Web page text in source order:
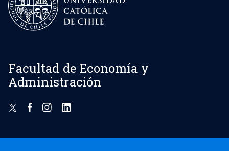
Facultad de Economía y
Administración